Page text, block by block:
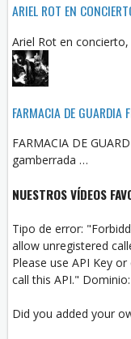
ARIEL ROT EN
Ariel Rot en
FARMACIA DE GUARDIA
FARMACIA DE
gamberrada …
NUESTROS VÍDEOS
Tipo de error:
allow unregistered
Please use API Key
call this API."
Did you added your